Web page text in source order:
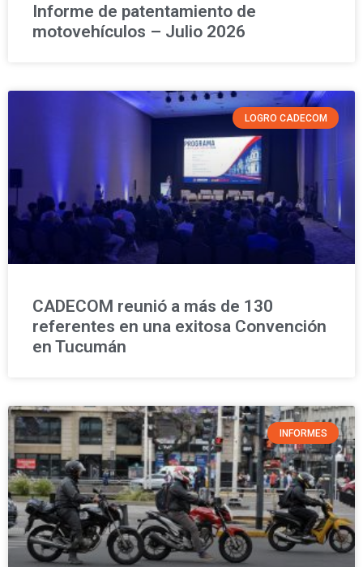
Informe de patentamiento de
motovehículos – Julio 2026
LOGRO CADECOM
CADECOM reunió a más de 130
referentes en una exitosa Convención
en Tucumán
INFORMES